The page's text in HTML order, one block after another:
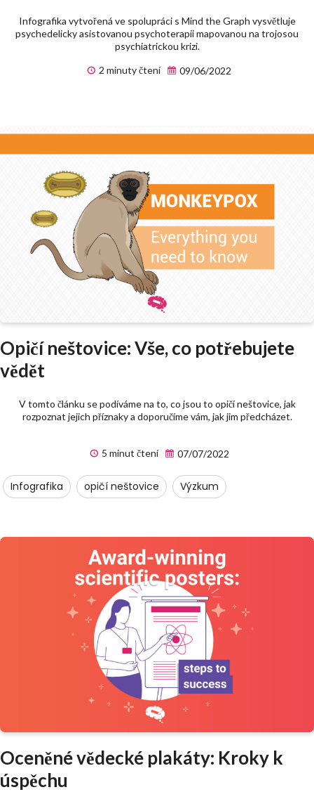
Infografika vytvořená ve spolupráci s Mind the Graph vysvětluje
psychedelicky asistovanou psychoterapii mapovanou na trojosou
psychiatrickou krizi.
2 minuty čtení
09/06/2022
Opičí neštovice: Vše, co potřebujete
vědět
V tomto článku se podíváme na to, co jsou to opičí neštovice, jak
rozpoznat jejich příznaky a doporučíme vám, jak jim předcházet.
5 minut čtení 07/07/2022
Infografika opičí neštovice Výzkum
Oceněné vědecké plakáty: Kroky k
úspěchu